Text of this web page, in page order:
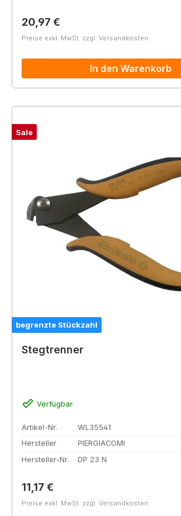
Regulärer Preis:
20,97 €
Preise exkl. MwSt. zzgl. Versandkosten
In den Warenkorb
Sale
begrenzte Stückzahl
Stegtrenner
Verfügbar
Artikel-Nr.
WL35541
Hersteller
PIERGIACOMI
Hersteller-Nr.
DP 23 N
Regulärer Preis:
11,17 €
Preise exkl. MwSt. zzgl. Versandkosten